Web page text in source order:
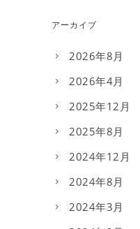
アーカイブ
2026年8月
2026年4月
2025年12月
2025年8月
2024年12月
2024年8月
2024年3月